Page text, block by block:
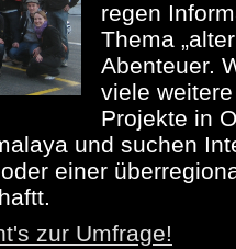
regen
Thema
Abenteuer.
viele
Projekte in
und suchen
einer
zur Umfrage!